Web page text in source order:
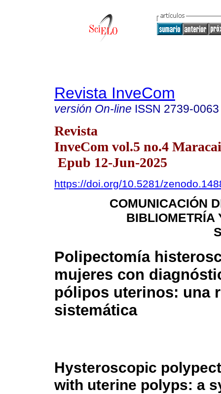
Revista InveCom
versión On-line ISSN 2739-0063
Revista
InveCom vol.5 no.4
Epub 12-Jun-2025
https://doi.org/10.5281/
COMUNICACIÓN
BIBLIOMETRÍA
Polipectomía
mujeres con
pólipos uterinos: una
sistemática
Hysteroscopic
with uterine polyps: a